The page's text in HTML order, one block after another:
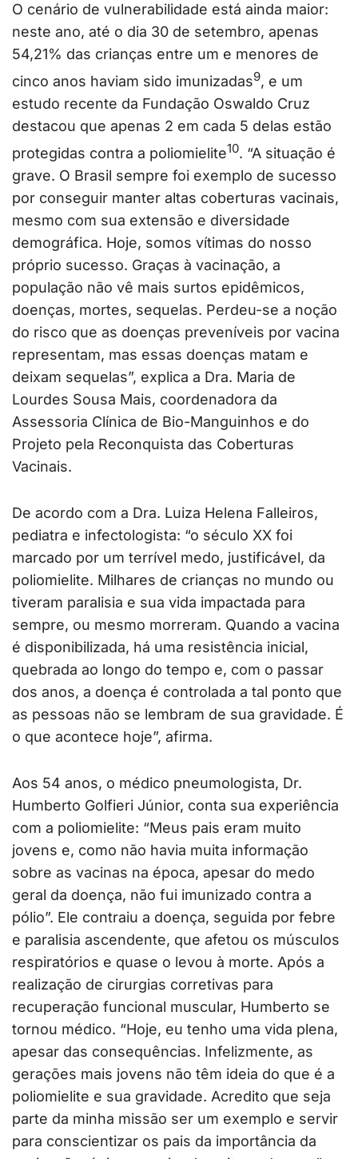
O cenário de vulnerabilidade está ainda maior:
neste ano, até o dia 30 de setembro, apenas
54,21% das crianças entre um e menores de
cinco anos haviam sido imunizadas9, e um
estudo recente da Fundação Oswaldo Cruz
destacou que apenas 2 em cada 5 delas estão
protegidas contra a poliomielite10. “A situação é
grave. O Brasil sempre foi exemplo de sucesso
por conseguir manter altas coberturas vacinais,
mesmo com sua extensão e diversidade
demográfica. Hoje, somos vítimas do nosso
próprio sucesso. Graças à vacinação, a
população não vê mais surtos epidêmicos,
doenças, mortes, sequelas. Perdeu-se a noção
do risco que as doenças preveníveis por vacina
representam, mas essas doenças matam e
deixam sequelas”, explica a Dra. Maria de
Lourdes Sousa Mais, coordenadora da
Assessoria Clínica de Bio-Manguinhos e do
Projeto pela Reconquista das Coberturas
Vacinais.
De acordo com a Dra. Luiza Helena Falleiros,
pediatra e infectologista: “o século XX foi
marcado por um terrível medo, justificável, da
poliomielite. Milhares de crianças no mundo ou
tiveram paralisia e sua vida impactada para
sempre, ou mesmo morreram. Quando a vacina
é disponibilizada, há uma resistência inicial,
quebrada ao longo do tempo e, com o passar
dos anos, a doença é controlada a tal ponto que
as pessoas não se lembram de sua gravidade. É
o que acontece hoje”, afirma.
Aos 54 anos, o médico pneumologista, Dr.
Humberto Golfieri Júnior, conta sua experiência
com a poliomielite: “Meus pais eram muito
jovens e, como não havia muita informação
sobre as vacinas na época, apesar do medo
geral da doença, não fui imunizado contra a
pólio”. Ele contraiu a doença, seguida por febre
e paralisia ascendente, que afetou os músculos
respiratórios e quase o levou à morte. Após a
realização de cirurgias corretivas para
recuperação funcional muscular, Humberto se
tornou médico. “Hoje, eu tenho uma vida plena,
apesar das consequências. Infelizmente, as
gerações mais jovens não têm ideia do que é a
poliomielite e sua gravidade. Acredito que seja
parte da minha missão ser um exemplo e servir
para conscientizar os pais da importância da